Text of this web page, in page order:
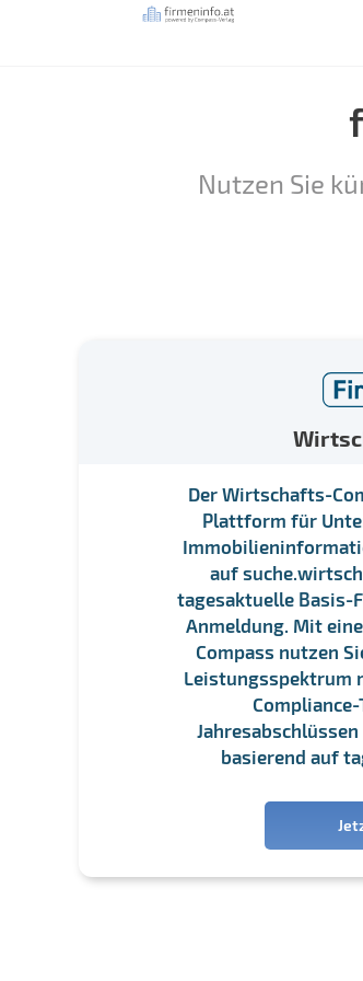
Nutzen Sie
Der Wirtschafts-
Plattform für
auf
tagesaktuelle Basis-
Anmeldung. Mit
Compass nutzen
Leistungsspektrum
basierend auf